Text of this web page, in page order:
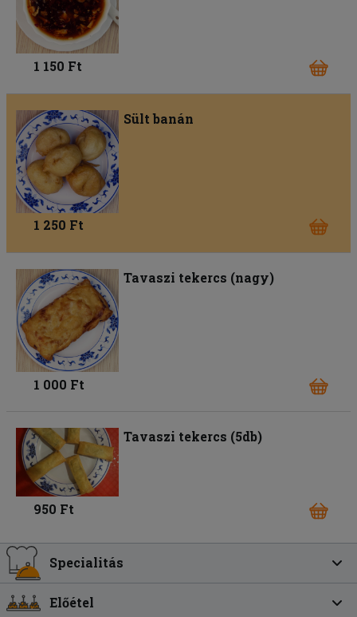
1 150 Ft
Sült banán
1 250 Ft
Tavaszi tekercs (nagy)
1 000 Ft
Tavaszi tekercs (5db)
950 Ft
Specialitás
Előétel